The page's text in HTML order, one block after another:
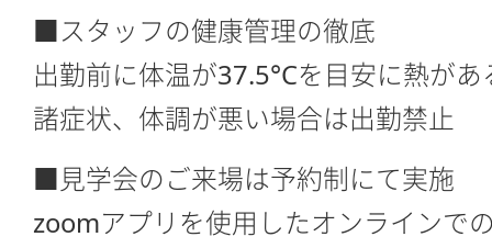
■スタッフの健康管理の徹底
出勤前に体温が37.5°Cを目安に熱が
諸症状、体調が悪い場合は出勤禁止
■見学会のご来場は予約制にて実施
zoomアプリを使用したオンラインで